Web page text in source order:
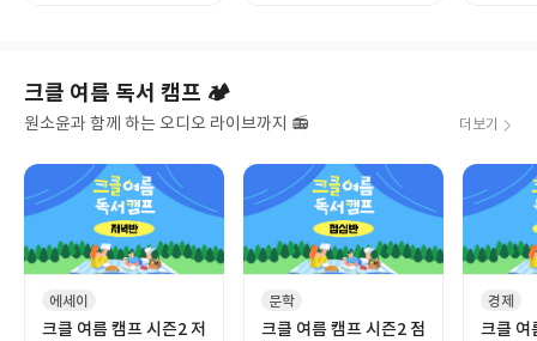
크클 여름 독서 캠프 🏕️
원소윤과 함께 하는 오디오 라이브까지 📻 더보기
에세이
크클 여름 캠프 시즌2 저
문학
크클 여름 캠프 시즌2 점
경제
크클 여